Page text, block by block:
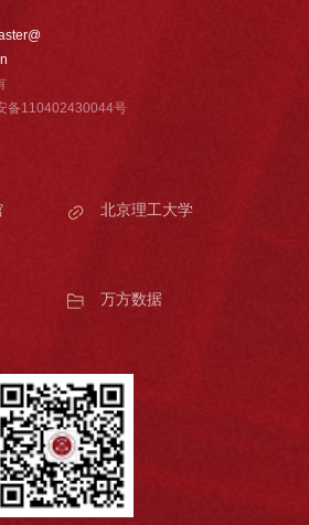
备110402430044号
北京理工大学
万方数据